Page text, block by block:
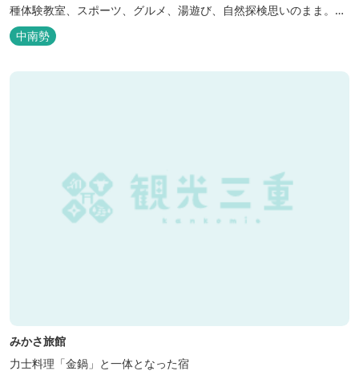
種体験教室、スポーツ、グルメ、湯遊び、自然探検思いのまま。思
いきり遊んだ後は温泉でゆったり、のんびり。お料理は和洋バイキ
ングに豪華会席料理。バイキングでは、毎日餅つき、夏は流しそう
中南勢
みかさ旅館
力士料理「金鍋」と一体となった宿